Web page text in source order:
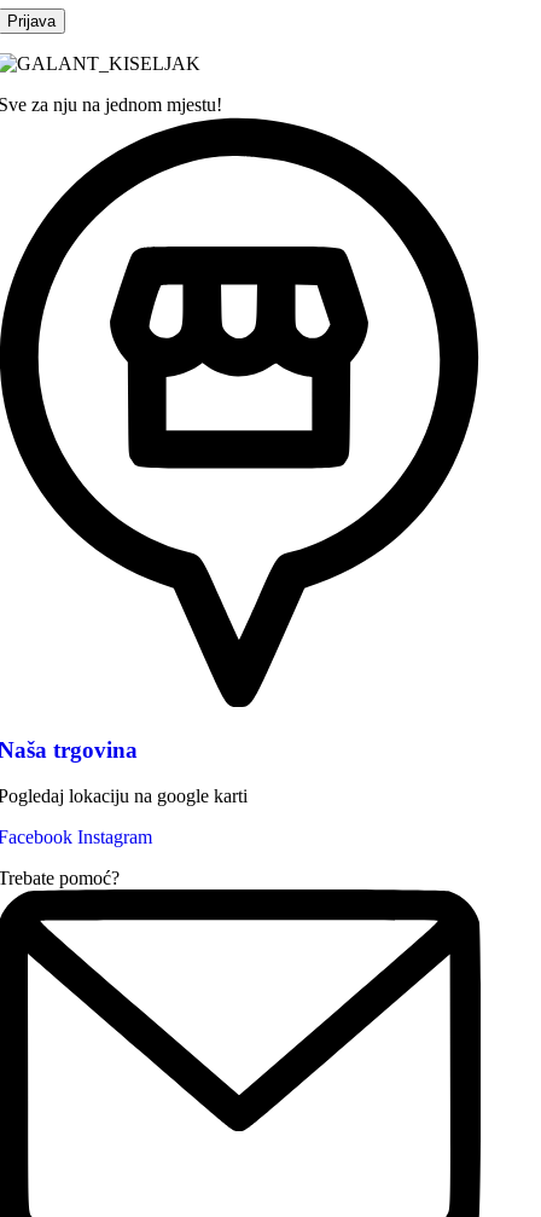
za nju na jednom mjestu!
trgovina
lokaciju na google karti
Instagram
pomoć?